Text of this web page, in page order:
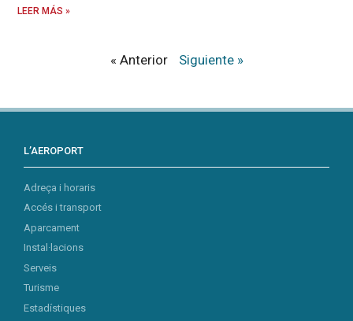
LEER MÁS »
« Anterior Siguiente »
L’AEROPORT
Adreça i horaris
Accés i transport
Aparcament
Instal·lacions
Serveis
Turisme
Estadístiques